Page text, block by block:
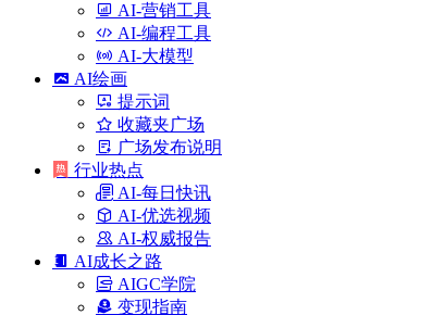
AI-营销工具
AI-编程工具
AI-大模型
AI绘画
提示词
收藏夹广场
广场发布说明
行业热点
AI-每日快讯
AI-优选视频
AI-权威报告
AI成长之路
AIGC学院
变现指南